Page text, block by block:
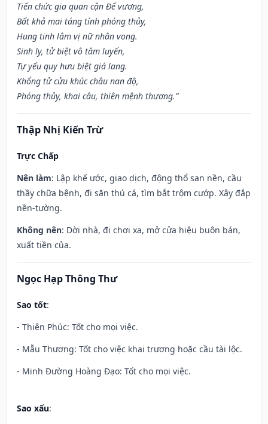
Tiến chức gia quan cận Đế vương,
Bất khả mai táng tính phóng thủy,
Hung tinh lâm vị nữ nhân vong.
Sinh ly, tử biệt vô tâm luyến,
Tự yếu quy hưu biệt giá lang.
Khổng tử cửu khúc châu nan độ,
Phóng thủy, khai câu, thiên mệnh thương.”
Thập Nhị Kiến Trừ
Trực Chấp
Nên làm: Lập khế ước, giao dịch, động thổ san nền, cầu
thầy chữa bệnh, đi săn thú cá, tìm bắt trộm cướp. Xây đắp
nền-tường.
Không nên: Dời nhà, đi chơi xa, mở cửa hiệu buôn bán,
xuất tiền của.
Ngọc Hạp Thông Thư
Sao tốt:
- Thiên Phúc: Tốt cho mọi việc.
- Mẫu Thương: Tốt cho việc khai trương hoặc cầu tài lộc.
- Minh Đường Hoàng Đạo: Tốt cho mọi việc.
Sao xấu: